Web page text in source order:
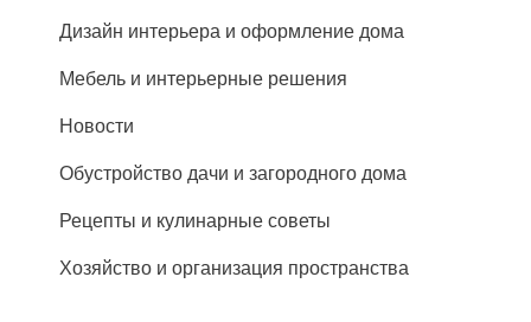
Дизайн интерьера и оформление дома
Мебель и интерьерные решения
Новости
Обустройство дачи и загородного дома
Рецепты и кулинарные советы
Хозяйство и организация пространства